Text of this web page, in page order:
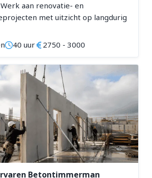
aan renovatie- en
met uitzicht op langdurig
40 uur 2750 - 3000
Betontimmerman